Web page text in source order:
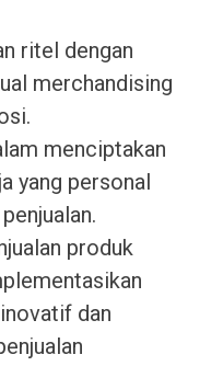
ritel dengan
merchandising
menciptakan
yang personal
produk
dan